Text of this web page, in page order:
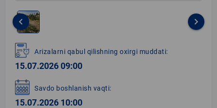
1
of
1
keyboard_arrow_left keyboard_arrow_right
Arizalarni qabul qilishning oxirgi muddati:
15.07.2026 09:00
Savdo boshlanish vaqti:
15.07.2026 10:00